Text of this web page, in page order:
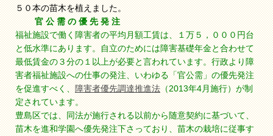
５０本の苗木を植えました。
官 公 需 の 優 先 発 注
福祉施設で働く障害者の平均月額工賃は、１万５，０００円台
と低水準にあります。自立のためには障害基礎年金と合わせて
最低賃金の３分の１以上が必要と言われています。行政より障
害者福祉施設への仕事の発注、いわゆる「官公需」の優先発注
を促進すべく、障害者優先調達推進法（2013年4月施行）が制
定されています。
豊島区では、同法が施行される以前から随意契約に基づいて、
苗木を進和学園へ優先発注下さっており、苗木の栽培に従事す